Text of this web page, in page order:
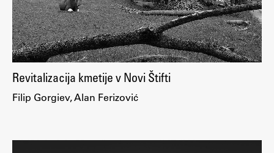
Revitalizacija kmetije v Novi Štifti
Filip Gorgiev, Alan Ferizović